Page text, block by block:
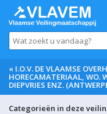
« I.O.V. DE VLAAMSE
HORECAMATERIAAL, WO.
DIEPVRIES ENZ.
Categorieën in deze